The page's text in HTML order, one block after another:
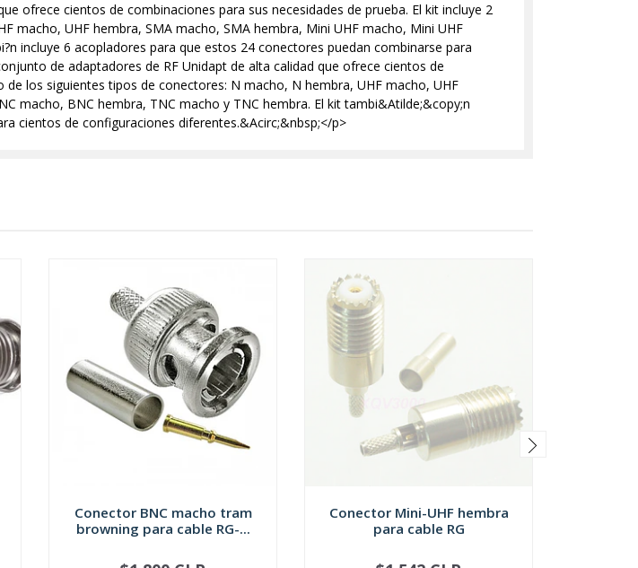
ofrece cientos de combinaciones para sus necesidades de prueba. El kit incluye 2
macho, UHF hembra, SMA macho, SMA hembra, Mini UHF macho, Mini UHF
incluye 6 acopladores para que estos 24 conectores puedan combinarse para
de adaptadores de RF Unidapt de alta calidad que ofrece cientos de
los siguientes tipos de conectores: N macho, N hembra, UHF macho, UHF
macho, BNC hembra, TNC macho y TNC hembra. El kit tambi&Atilde;&copy;n
cientos de configuraciones diferentes.&Acirc;&nbsp;</p>
Conector BNC macho tram
browning para cable RG-...
Conector Mini-UHF hembra
para cable RG